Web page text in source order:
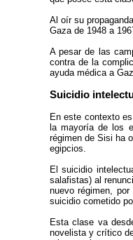
Al oír su
Gaza de 1948 a
A pesar de las
contra de la
ayuda médica a
Suicidio
En este contexto
la mayoría de los
régimen de Sisi ha
egipcios.
El suicidio
salafistas) al
nuevo régimen,
suicidio cometido
Esta clase va
novelista y crítico